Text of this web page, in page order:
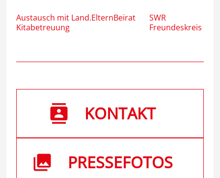
Austausch mit Land.ElternBeirat
Kitabetreuung
SWR
Freundeskreis
KONTAKT
PRESSEFOTOS